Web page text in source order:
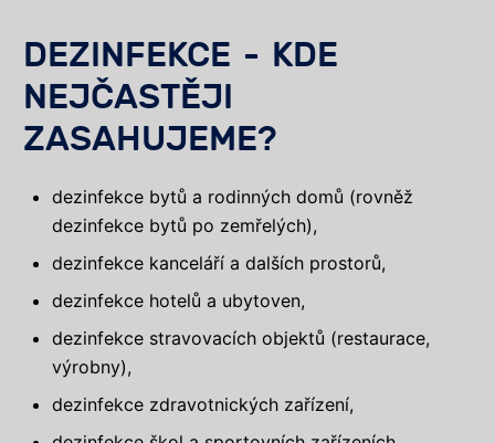
DEZINFEKCE - KDE
NEJČASTĚJI
ZASAHUJEME?
dezinfekce bytů a rodinných domů (rovněž
dezinfekce bytů po zemřelých),
dezinfekce kanceláří a dalších prostorů,
dezinfekce hotelů a ubytoven,
dezinfekce stravovacích objektů (restaurace,
výrobny),
dezinfekce zdravotnických zařízení,